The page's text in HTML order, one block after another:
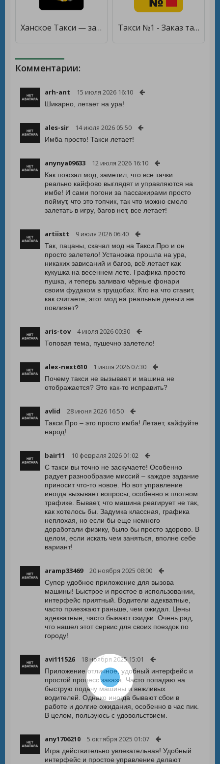
Ханское Такси — заказ такси! [Unlocked] Такси №1 - Заказ такси [Unlocked]
Комментарии:
arh-ant 15 июля 2026 16:10
Шикарно, летает на ура!
ales-sir 14 июля 2026 05:50
Имба просто! Такси летает!
anynya09633 12 июля 2026 16:10
Как поюзал мод, заметил, что все тачки
реально кайфово выглядят и управляются на
имбе! И сами погони за пассажирами просто
поймут, что это топчик, так что можно смело
залетать в игру, багов нет, все летает!
artiistt 9 июля 2026 06:40
Так, пацаны, скачал мод на Такси.Про и он
просто залетело! Установка прошла на ура,
никаких зависаний и багов, всё летает как
кукушка на весеннем лете. Графика просто
пушка, и теперь заливаю чёрные фонари
своим фудаком в трущобах. Кто на что ставит,
как считаете, этот мод на реальные деньги не
повлияет?
aris-tov 4 июля 2026 00:30
Топовая тема, пушечно залетело!
alex-next610 1 июля 2026 07:30
Почему такси не вызывает и машина не
отображается? Это как-то исправить?
avlid 28 июня 2026 16:50
Такси.Про – это просто имба! Летает, кайфуйте
народ!
bair11 10 февраля 2026 01:02
С такси вы точно не заскучаете! Особенно
радует разнообразие миссий – каждое задание
приносит что-то новое. Но вот управление
иногда вызывает вопросы, особенно в плотном
трафике. Бывает, что машина реагирует не так,
как хотелось бы. Задумка классная, графика
неплохая, но если бы еще немного
доработали физику, было бы просто здорово. В
целом, если искать чем заняться, вполне себе
вариант!
aramp33469 20 ноября 2025 08:00
Супер удобное приложение для вызова
машины! Быстрое и простое в использовании,
интерфейс приятный. Водители адекватные,
часто приезжают раньше, чем ожидал. Цены
адекватные, часто бывают скидки. Очень рад,
что нашел этот сервис для своих поездок по
городу!
avi111526 18 ноября 2025 15:01
Приложение отличное, удобный интерфейс и
простой процесс заказа. Часто попадаю на
быструю подачу машины и вежливых
водителей. Однако иногда бывают сбои в
работе и долгие ожидания, особенно в час пик.
В целом, пользуюсь с удовольствием.
any1706210 5 октября 2025 01:07
Игра действительно увлекательная! Удобный
интерфейс и простое управление делают